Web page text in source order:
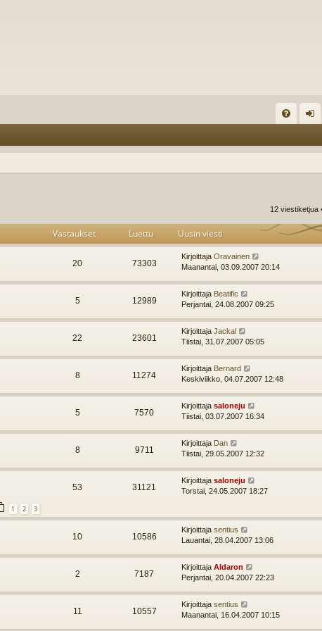
K au
12 viestiketjua
Vastaukset Luettu Uusin viesti
20 73303
Kirjoittaja Oravainen
Maanantai, 03.09.2007 20:14
5 12989
Kirjoittaja Beatific
Perjantai, 24.08.2007 09:25
22 23601
Kirjoittaja Jackal
Tiistai, 31.07.2007 05:05
8 11274
Kirjoittaja Bernard
Keskiviikko, 04.07.2007 12:48
5 7570
Kirjoittaja saloneju
Tiistai, 03.07.2007 16:34
8 9711
Kirjoittaja Dan
Tiistai, 29.05.2007 12:32
1 2 3
53 31121
Kirjoittaja saloneju
Torstai, 24.05.2007 18:27
10 10586
Kirjoittaja sentius
Lauantai, 28.04.2007 13:06
2 7187
Kirjoittaja Aldaron
Perjantai, 20.04.2007 22:23
11 10557
Kirjoittaja sentius
Maanantai, 16.04.2007 10:15